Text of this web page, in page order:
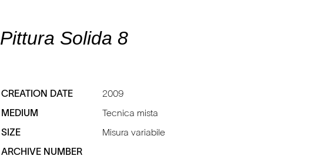
Pittura Solida 8
CREATION DATE 2009
MEDIUM Tecnica mista
SIZE Misura variabile
ARCHIVE NUMBER